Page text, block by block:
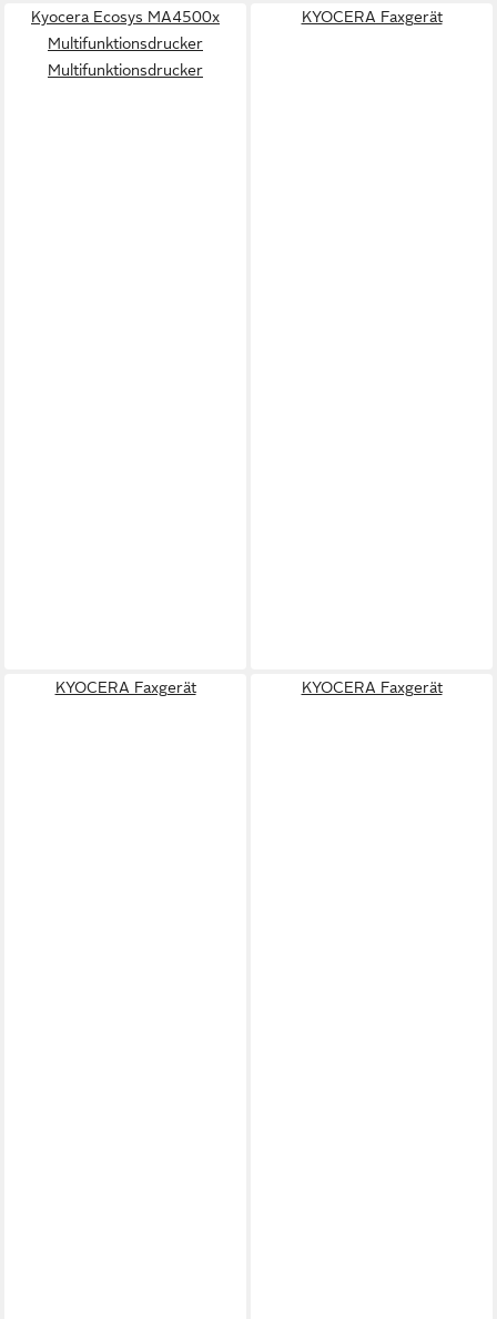
Kyocera Ecosys MA4500x
Multifunktionsdrucker
Multifunktionsdrucker
KYOCERA Faxgerät
KYOCERA Faxgerät KYOCERA Faxgerät